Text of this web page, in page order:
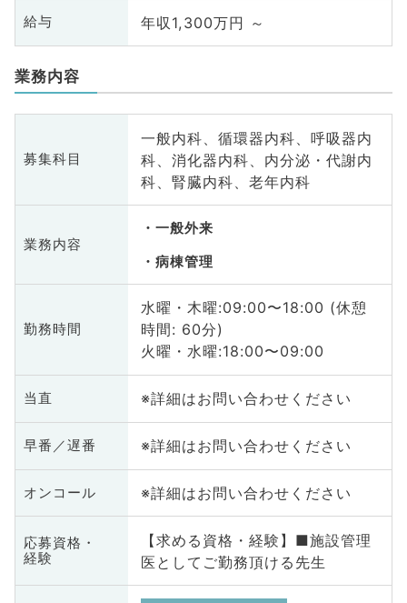
給与 年収1,300万円 ～
業務内容
募集科目
一般内科、循環器内科、呼吸器内
科、消化器内科、内分泌・代謝内
科、腎臓内科、老年内科
業務内容
一般外来
病棟管理
勤務時間
水曜・木曜:09:00〜18:00 (休憩
時間: 60分)
火曜・水曜:18:00〜09:00
当直 ※詳細はお問い合わせください
早番／遅番 ※詳細はお問い合わせください
オンコール ※詳細はお問い合わせください
応募資格・
経験
【求める資格・経験】■施設管理
医としてご勤務頂ける先生